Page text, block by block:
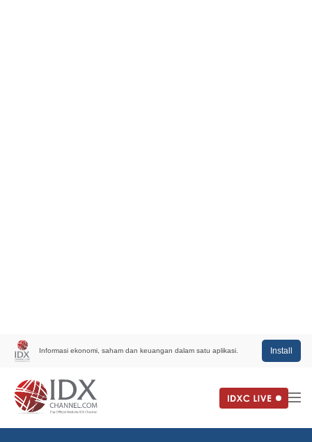
Informasi ekonomi, saham dan keuangan dalam satu aplikasi. Install